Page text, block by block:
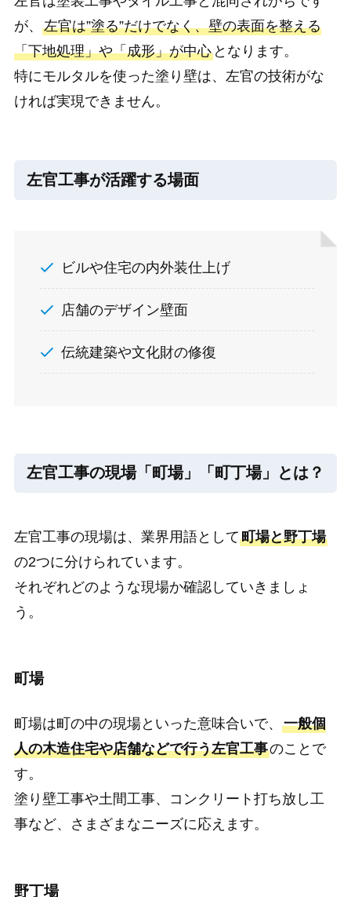
が、 左官は”塗る”だけでなく、壁の表面を整える
「下地処理」や「成形」が中心となります。
特にモルタルを使った塗り壁は、左官の技術がな
ければ実現できません。
左官工事が活躍する場面
ビルや住宅の内外装仕上げ
店舗のデザイン壁面
伝統建築や文化財の修復
左官工事の現場「町場」「町丁場」とは？
左官工事の現場は、業界用語として町場と野丁場
の2つに分けられています。
それぞれどのような現場か確認していきましょ
う。
町場
町場は町の中の現場といった意味合いで、 一般個
人の木造住宅や店舗などで行う左官工事のことで
す。
塗り壁工事や土間工事、コンクリート打ち放し工
事など、さまざまなニーズに応えます。
野丁場